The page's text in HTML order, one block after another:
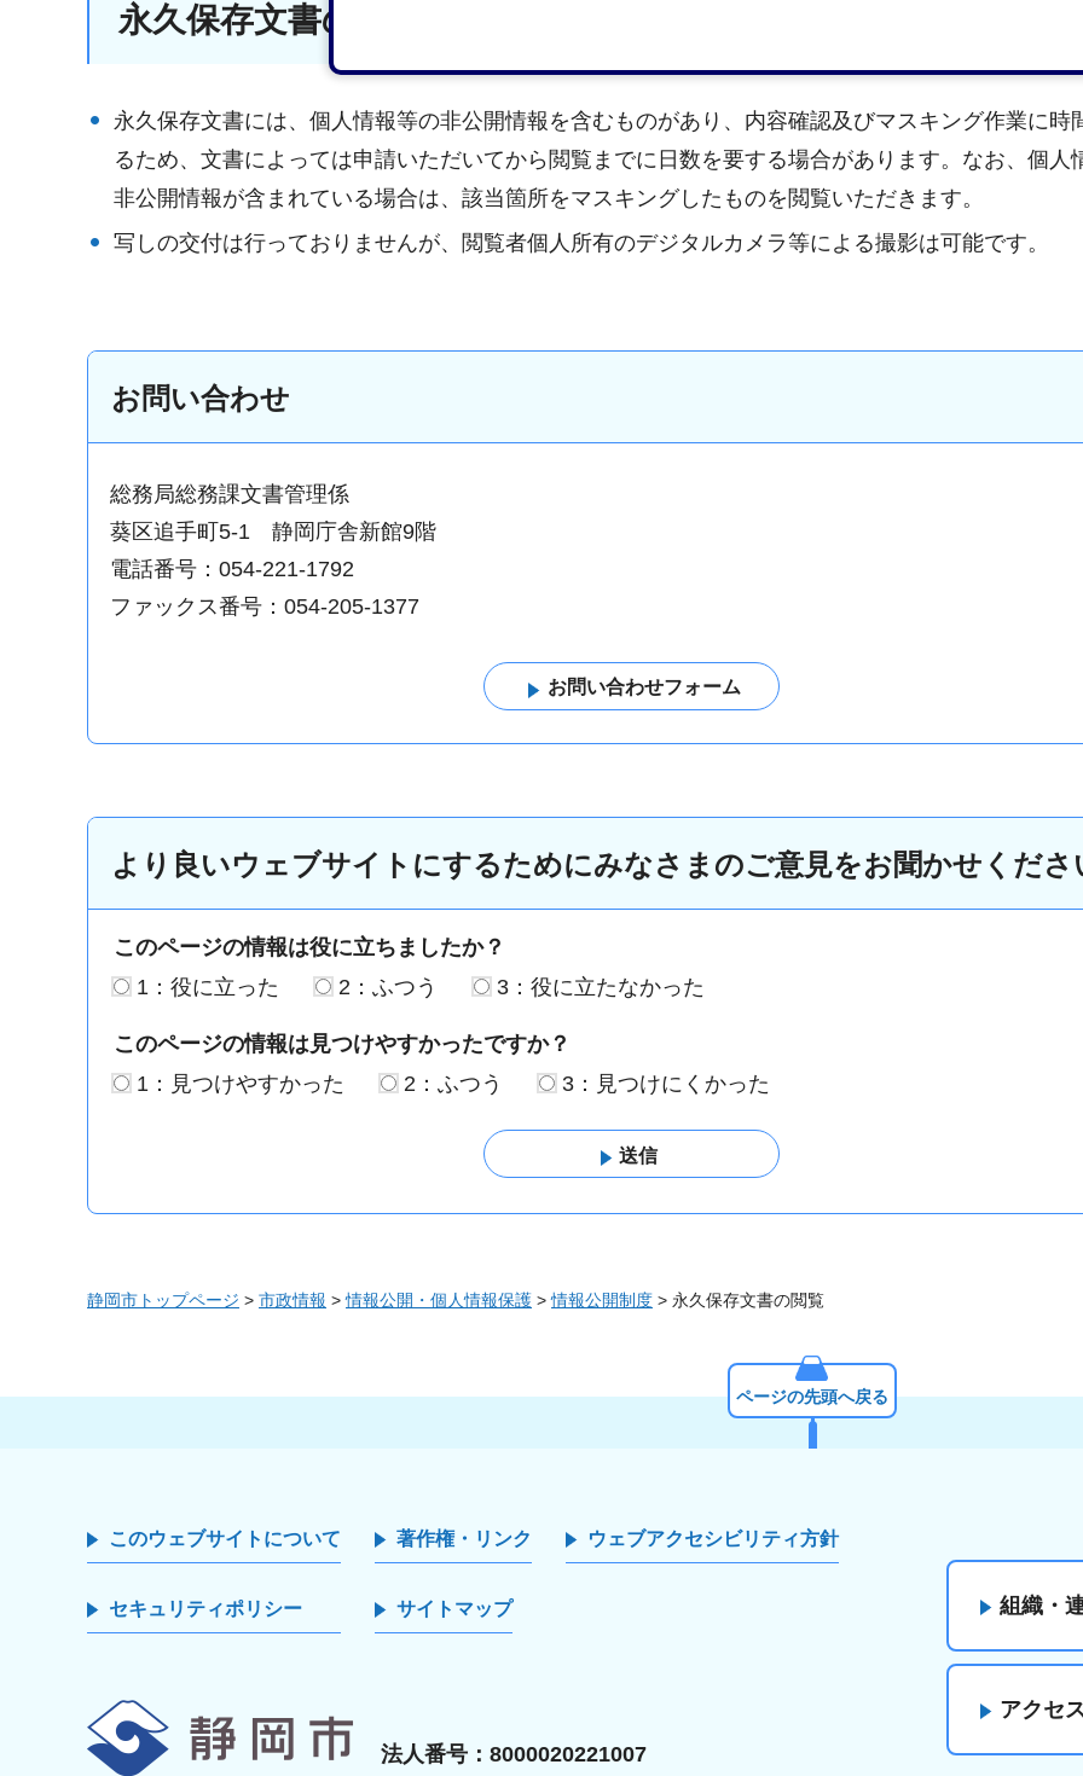
永久保存文書の閲覧における注意点
永久保存文書には、個人情報等の非公開情報を含むものがあり、内容確認及びマスキング作業に時
るため、文書によっては申請いただいてから閲覧までに日数を要する場合があります。なお、個人
非公開情報が含まれている場合は、該当箇所をマスキングしたものを閲覧いただきます。
写しの交付は行っておりませんが、閲覧者個人所有のデジタルカメラ等による撮影は可能です。
お問い合わせ
総務局総務課文書管理係
葵区追手町5-1 静岡庁舎新館9階
電話番号：054-221-1792
ファックス番号：054-205-1377
より良いウェブサイトにするためにみなさまのご意見をお聞かせくださ
このページの情報は役に立ちましたか？
1：役に立った
2：ふつう 3：役に立たなかった
このページの情報は見つけやすかったですか？
1：見つけやすかった
2：ふつう 3：見つけにくかった
静岡市トップページ > 市政情報 >情報公開・個人情報保護 >情報公開制度 > 永久保存文書の閲覧
ページの先頭へ戻る
このウェブサイトについて 著作権・リンク ウェブアクセシビリティ方針
セキュリティポリシー サイトマップ
法人番号：8000020221007
組織・
アクセ